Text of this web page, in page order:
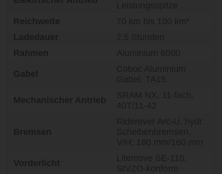
Reichweite
70 km bis 100 km*
Rahmen
Aluminium 6000
Mechanischer Antrieb
SRAM NX, 11-fach,
40T/11-42
Vorderlicht
Litemove SE-110,
StVZO-konform